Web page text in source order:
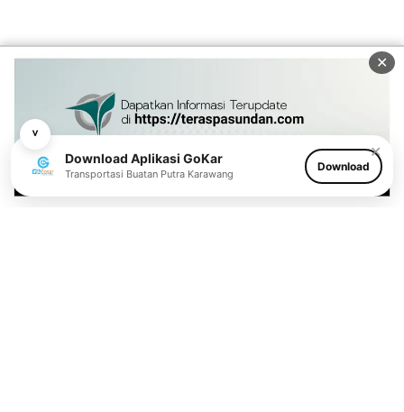
˅
✕
Download Aplikasi GoKar
Transportasi Buatan Putra Karawang
Download
✕